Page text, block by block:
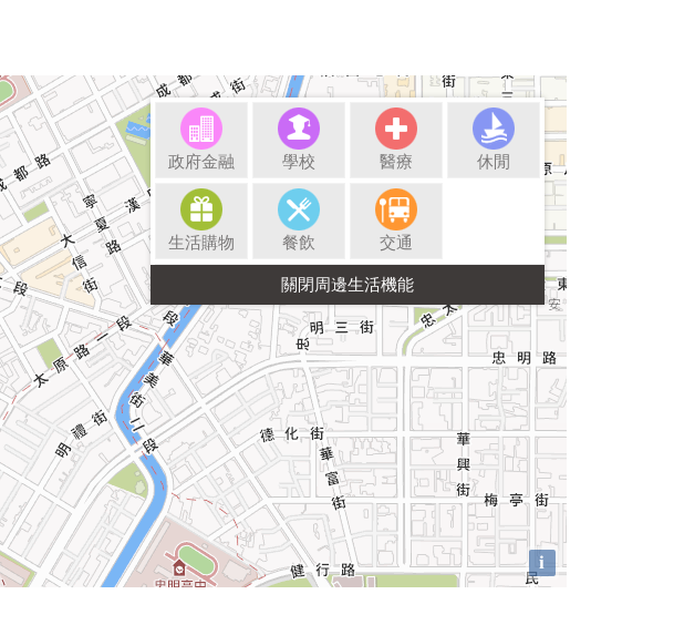
政府金融 學校 醫療 休閒
生活購物 餐飲 交通
i